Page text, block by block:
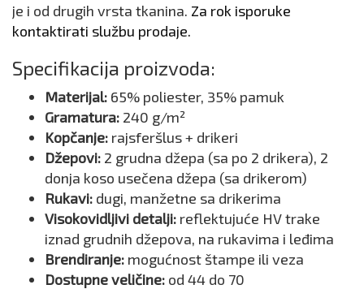
je i od drugih vrsta tkanina. Za rok isporuke
kontaktirati službu prodaje.
Specifikacija proizvoda:
Materijal: 65% poliester, 35% pamuk
Gramatura: 240 g/m²
Kopčanje: rajsferšlus + drikeri
Džepovi: 2 grudna džepa (sa po 2 drikera), 2
donja koso usečena džepa (sa drikerom)
Rukavi: dugi, manžetne sa drikerima
Visokovidljivi detalji: reflektujuće HV trake
iznad grudnih džepova, na rukavima i leđima
Brendiranje: mogućnost štampe ili veza
Dostupne veličine: od 44 do 70